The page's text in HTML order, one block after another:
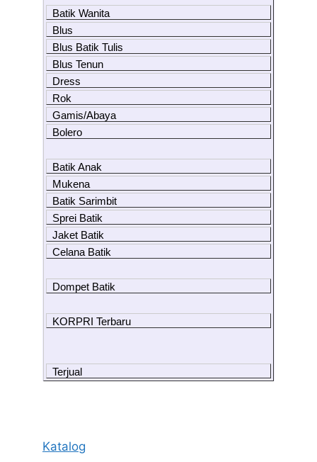
Batik Wanita
Blus
Blus Batik Tulis
Blus Tenun
Dress
Rok
Gamis/Abaya
Bolero
Batik Anak
Mukena
Batik Sarimbit
Sprei Batik
Jaket Batik
Celana Batik
Dompet Batik
KORPRI Terbaru
Terjual
Katalog